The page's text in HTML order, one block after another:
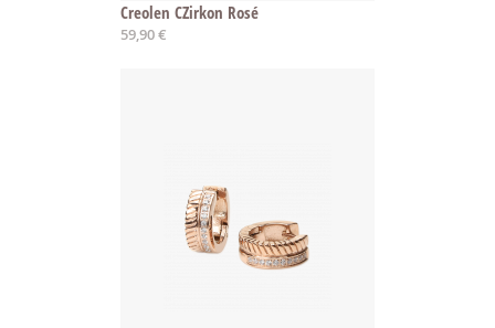
Creolen CZirkon Rosé
59,90 €